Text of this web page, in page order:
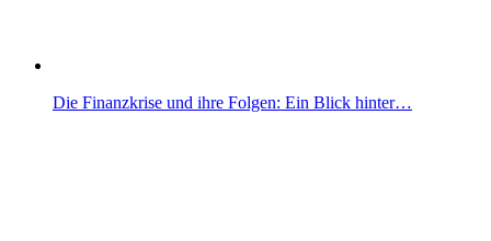
Die Finanzkrise und ihre Folgen: Ein Blick hinter…